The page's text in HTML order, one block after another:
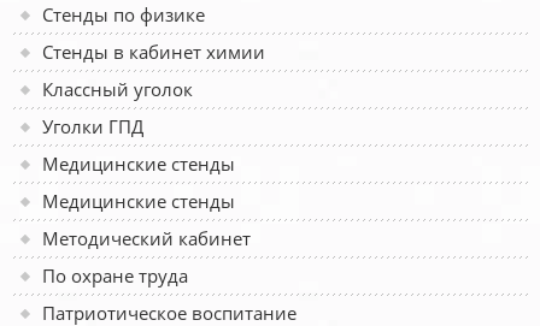
Стенды по физике
Стенды в кабинет химии
Классный уголок
Уголки ГПД
Медицинские стенды
Медицинские стенды
Методический кабинет
По охране труда
Патриотическое воспитание